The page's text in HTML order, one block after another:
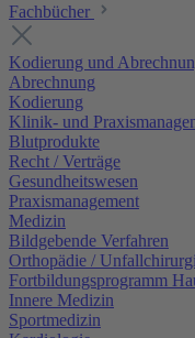
Fachbücher
Kodierung und
Abrechnung
Kodierung
Klinik- und
Blutprodukte
Recht / Verträge
Gesundheitswesen
Praxismanagement
Medizin
Bildgebende Verfahren
Orthopädie /
Fortbildungsprogramm
Innere Medizin
Sportmedizin